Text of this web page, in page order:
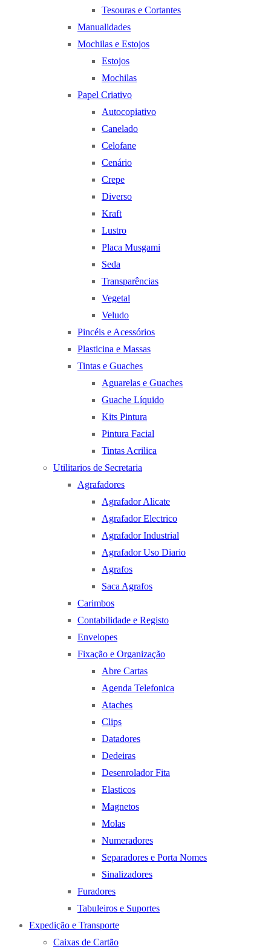
Tesouras e Cortantes
Manualidades
Mochilas e Estojos
Estojos
Mochilas
Papel Criativo
Autocopiativo
Canelado
Celofane
Cenário
Crepe
Diverso
Kraft
Lustro
Placa Musgami
Seda
Transparências
Vegetal
Veludo
Pincéis e Acessórios
Plasticina e Massas
Tintas e Guaches
Aguarelas e Guaches
Guache Líquido
Kits Pintura
Pintura Facial
Tintas Acrilica
Utilitarios de Secretaria
Agrafadores
Agrafador Alicate
Agrafador Electrico
Agrafador Industrial
Agrafador Uso Diario
Agrafos
Saca Agrafos
Carimbos
Contabilidade e Registo
Envelopes
Fixação e Organização
Abre Cartas
Agenda Telefonica
Ataches
Clips
Datadores
Dedeiras
Desenrolador Fita
Elasticos
Magnetos
Molas
Numeradores
Separadores e Porta Nomes
Sinalizadores
Furadores
Tabuleiros e Suportes
Expedição e Transporte
Caixas de Cartão